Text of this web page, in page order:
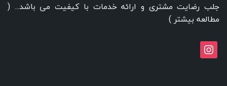
جلب رضایت مشتری و ارائه خدمات با کیفیت می باشد... (
مطالعه بیشتر )
instagram